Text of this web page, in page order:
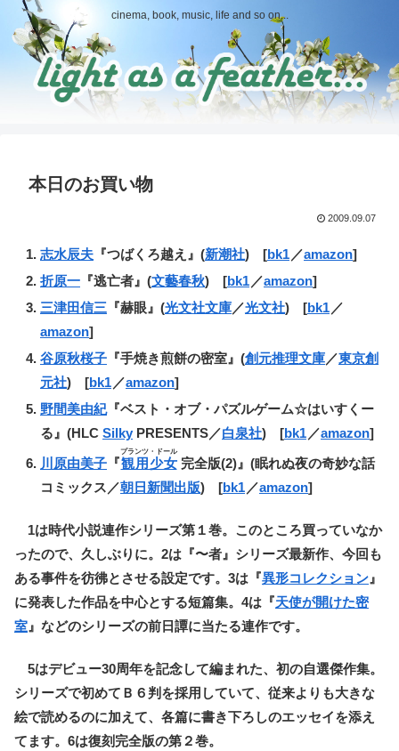
cinema, book, music, life and so on...
本日のお買い物
2009.09.07
志水辰夫 『つばくろ越え』(新潮社) [bk1 ／amazon]
折原一 『逃亡者』(文藝春秋) [bk1 ／amazon]
三津田信三 『赫眼』(光文社文庫／光文社) [bk1 ／
amazon]
谷原秋桜子 『手焼き煎餅の密室』(創元推理文庫／東京創
元社) [bk1 ／amazon]
野間美由紀『ベスト・オブ・パズルゲーム☆はいすくー
る』(HLC Silky PRESENTS／白泉社) [bk1 ／amazon]
川原由美子 『観用少女
プランツ・ドール
完全版(2)』(眠れぬ夜の奇妙な話
コミックス／朝日新聞出版) [bk1 ／amazon]
1は時代小説連作シリーズ第１巻。このところ買っていなか
ったので、久しぶりに。2は『〜者』シリーズ最新作、今回も
ある事件を彷彿とさせる設定です。3は『異形コレクション 』
に発表した作品を中心とする短篇集。4は『天使が開けた密
室 』などのシリーズの前日譚に当たる連作です。
5はデビュー30周年を記念して編まれた、初の自選傑作集。
シリーズで初めてＢ６判を採用していて、従来よりも大きな
絵で読めるのに加えて、各篇に書き下ろしのエッセイを添え
てます。6は復刻完全版の第２巻。